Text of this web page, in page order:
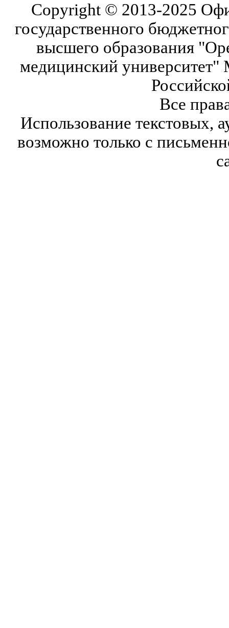
Copyright © 2013-2025
государственного
высшего образования
медицинский университет"
Все
Использование текстовых,
возможно только с